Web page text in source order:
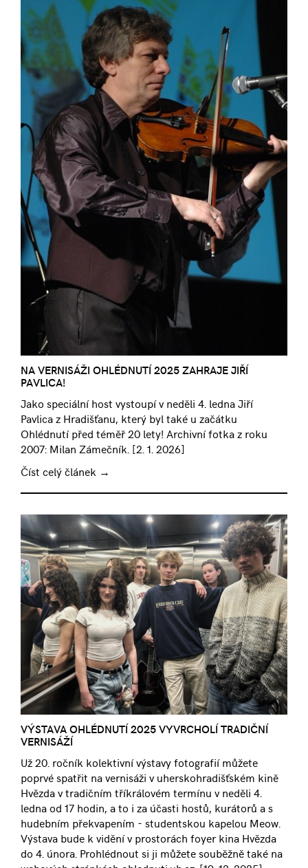
NA VERNISÁŽI OHLÉDNUTÍ 2025 ZAHRAJE JIŘÍ
PAVLICA!
Jako speciální host vystoupí v neděli 4. ledna Jiří
Pavlica z Hradišťanu, který byl také u začátku
Ohlédnutí před téměř 20 lety! Archivní fotka z roku
2007: Milan Zámečník. [2. 1. 2026]
Číst celý článek →
VÝSTAVA OHLÉDNUTÍ 2025 VYVRCHOLÍ TRADIČNÍ
VERNISÁŽÍ
Už 20. ročník kolektivní výstavy fotografií můžete
poprvé spatřit na vernisáži v uherskohradišťském kině
Hvězda v tradičním tříkrálovém termínu v neděli 4.
ledna od 17 hodin, a to i za účasti hostů, kurátorů a s
hudebním překvapením - studentskou kapelou Meow.
Výstava bude k vidění v prostorách foyer kina Hvězda
do 4. února. Prohlédnout si ji můžete souběžně také na